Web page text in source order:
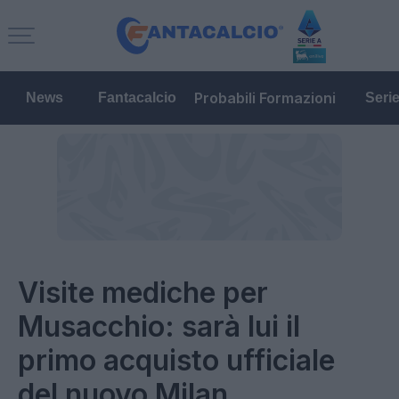
News Fantacalcio Probabili Formazioni
Visite mediche per
Musacchio: sarà lui il
primo acquisto ufficiale